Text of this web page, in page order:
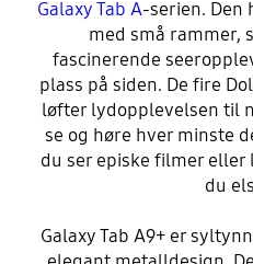
Galaxy Tab A-serien. Den
med små rammer,
fascinerende
plass på siden. De fire
løfter lydopplevelsen til
se og høre hver minste
du ser episke filmer
du
Galaxy Tab A9+ er